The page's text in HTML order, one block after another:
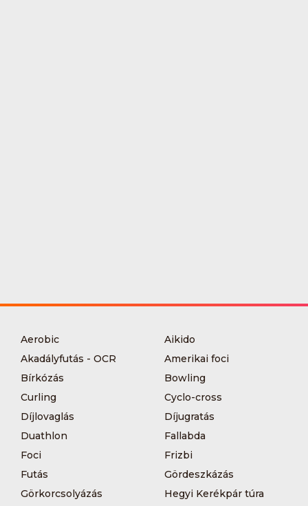
Aerobic
Aikido
Akadályfutás - OCR
Amerikai foci
Bírkózás
Bowling
Curling
Cyclo-cross
Díjlovaglás
Díjugratás
Duathlon
Fallabda
Foci
Frizbi
Futás
Gördeszkázás
Görkorcsolyázás
Hegyi Kerékpár túra